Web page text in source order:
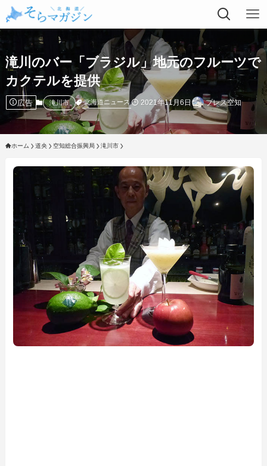
滝川のバー「ブラジル」地元のフルーツで
カクテルを提供
広告 滝川市 北海道ニュース 2021年11月6日 プレス空知
ホーム 道央 空知総合振興局 滝川市